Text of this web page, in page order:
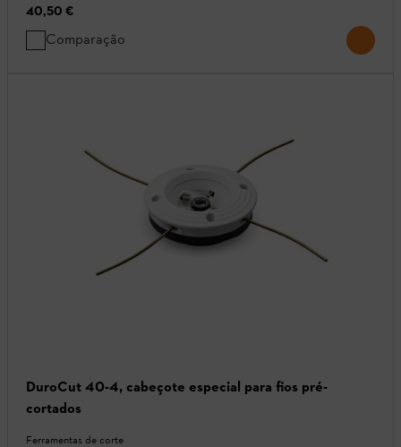
40,50 €
Comparação
DuroCut 40-4, cabeçote especial para fios pré-
cortados
Ferramentas de corte